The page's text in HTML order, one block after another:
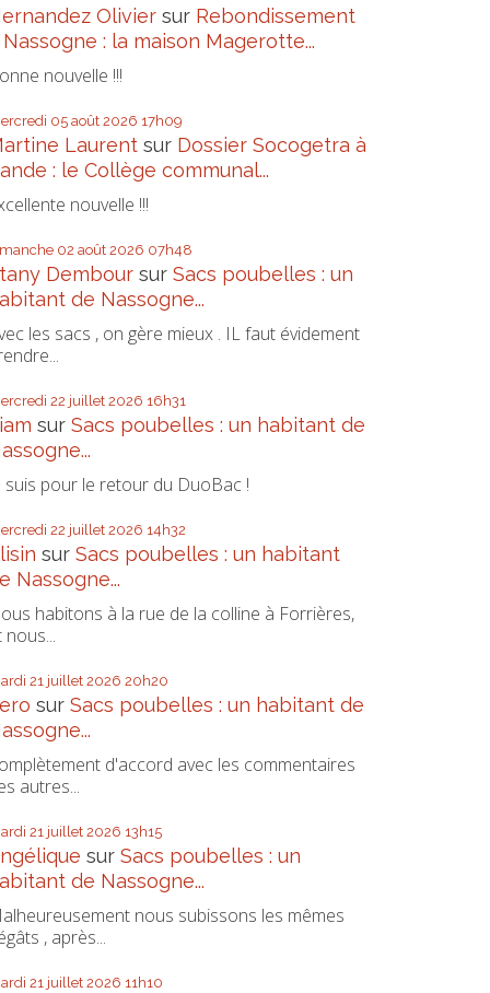
Olivier sur Rebondissement
Nassogne : la maison Magerotte...
nouvelle !!!
05 août 2026 17h09
Laurent sur Dossier Socogetra à
: le Collège communal...
nouvelle !!!
02 août 2026 07h48
Dembour surSacs poubelles : un
de Nassogne...
les sacs , on gère mieux . IL faut évidement
22 juillet 2026 16h31
surSacs poubelles : un habitant de
suis pour le retour du DuoBac !
22 juillet 2026 14h32
surSacs poubelles : un habitant
Nassogne...
habitons à la rue de la colline à Forrières,
nous...
21 juillet 2026 20h20
surSacs poubelles : un habitant de
d'accord avec les commentaires
autres...
21 juillet 2026 13h15
surSacs poubelles : un
de Nassogne...
nous subissons les mêmes
, après...
21 juillet 2026 11h10